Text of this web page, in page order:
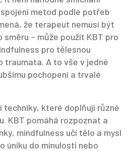
metod podle potřeb
že terapeut nemusí být
– může použít KBT pro
pro tělesnou
traumata. A to vše v jedné
pochopení a trvalé
techniky, které doplňují různé
KBT pomáhá rozpoznat a
mindfulness učí tělo a mysl
úniku do minulosti nebo